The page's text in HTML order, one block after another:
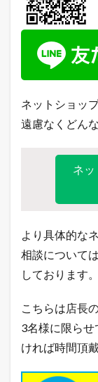
ネットショッ
遠慮なくどん
ネ
より具体的な
相談については
しております。
こちらは店長
3名様に限ら
ければ時間頂